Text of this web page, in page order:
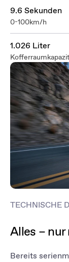
9.6 Sekunden
0-100km/h
1.026 Liter
TECHNISCHE
Alles –
Bereits